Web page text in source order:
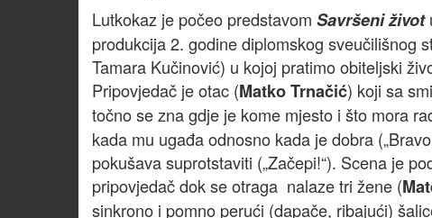
Lutkokaz je počeo predstavom Savršeni život
produkcija 2. godine diplomskog sveučilišnog
Tamara Kučinović) u kojoj pratimo obiteljski
Pripovjedač je otac (Matko Trnačić) koji sa
točno se zna gdje je kome mjesto i što mora
kada mu ugađa odnosno kada je dobra
pokušava suprotstaviti („Začepi!“). Scena je
pripovjedač dok se otraga nalaze tri žene (
sinkrono i pomno perući (dapače, ribajući)